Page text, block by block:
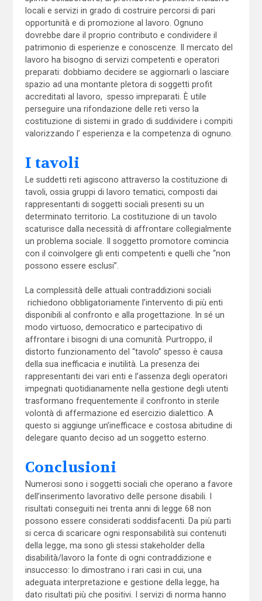
locali e servizi in grado di costruire percorsi di pari
opportunità e di promozione al lavoro. Ognuno
dovrebbe dare il proprio contributo e condividere il
patrimonio di esperienze e conoscenze. Il mercato del
lavoro ha bisogno di servizi competenti e operatori
preparati: dobbiamo decidere se aggiornarli o lasciare
spazio ad una montante pletora di soggetti profit
accreditati al lavoro, spesso impreparati. È utile
perseguire una rifondazione delle reti verso la
costituzione di sistemi in grado di suddividere i compiti
valorizzando l’ esperienza e la competenza di ognuno.
I tavoli
Le suddetti reti agiscono attraverso la costituzione di
tavoli, ossia gruppi di lavoro tematici, composti dai
rappresentanti di soggetti sociali presenti su un
determinato territorio. La costituzione di un tavolo
scaturisce dalla necessità di affrontare collegialmente
un problema sociale. Il soggetto promotore comincia
con il coinvolgere gli enti competenti e quelli che “non
possono essere esclusi”.
La complessità delle attuali contraddizioni sociali
richiedono obbligatoriamente l’intervento di più enti
disponibili al confronto e alla progettazione. In sé un
modo virtuoso, democratico e partecipativo di
affrontare i bisogni di una comunità. Purtroppo, il
distorto funzionamento del “tavolo” spesso è causa
della sua inefficacia e inutilità. La presenza dei
rappresentanti dei vari enti e l’assenza degli operatori
impegnati quotidianamente nella gestione degli utenti
trasformano frequentemente il confronto in sterile
volontà di affermazione ed esercizio dialettico. A
questo si aggiunge un’inefficace e costosa abitudine di
delegare quanto deciso ad un soggetto esterno.
Conclusioni
Numerosi sono i soggetti sociali che operano a favore
dell’inserimento lavorativo delle persone disabili. I
risultati conseguiti nei trenta anni di legge 68 non
possono essere considerati soddisfacenti. Da più parti
si cerca di scaricare ogni responsabilità sui contenuti
della legge, ma sono gli stessi stakeholder della
disabilità/lavoro la fonte di ogni contraddizione e
insuccesso: lo dimostrano i rari casi in cui, una
adeguata interpretazione e gestione della legge, ha
dato risultati più che positivi. I servizi di norma hanno